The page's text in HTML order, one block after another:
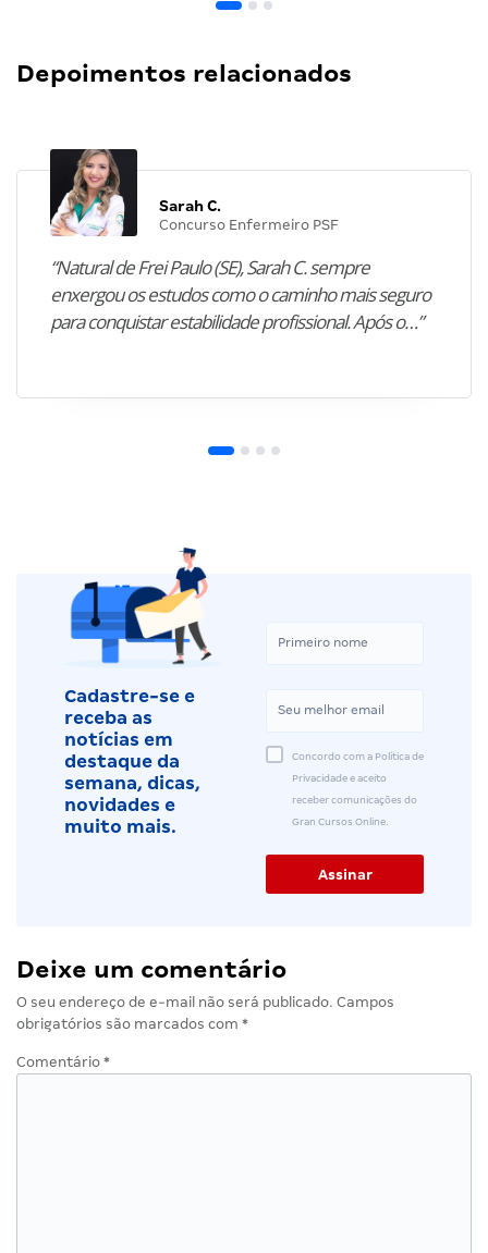
Depoimentos relacionados
Sarah C.
Concurso Enfermeiro PSF
“Natural de Frei Paulo (SE), Sarah C. sempre
enxergou os estudos como o caminho mais seguro
para conquistar estabilidade profissional. Após o…”
Cadastre-se e
receba as
notícias em
destaque da
semana, dicas,
novidades e
muito mais.
Concordo com a Política de
Privacidade e aceito
receber comunicações do
Gran Cursos Online.
Deixe um comentário
O seu endereço de e-mail não será publicado. Campos
obrigatórios são marcados com *
Comentário *